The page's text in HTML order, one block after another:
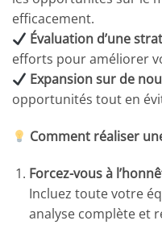
efficacement.
Évaluation d’une
efforts pour améliorer
Expansion sur de
opportunités tout en
Comment réaliser
Forcez-vous à
Incluez toute votre
analyse complète et